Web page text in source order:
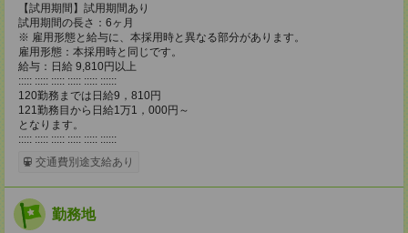
【試用期間】試用期間あり
試用期間の長さ：6ヶ月
※ 雇用形態と給与に、本採用時と異なる部分があります。
雇用形態：本採用時と同じです。
給与：日給 9,810円以上
::::: ::::: ::::: ::::: ::::: ::::::
120勤務までは日給9，810円
121勤務目から日給1万1，000円～
となります。
::::: ::::: ::::: ::::: ::::: ::::::
交通費別途支給あり
勤務地